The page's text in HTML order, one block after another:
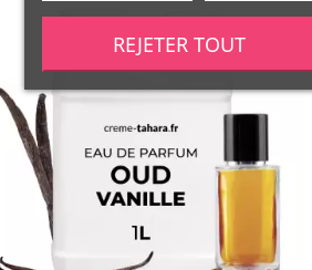
REJETER TOUT